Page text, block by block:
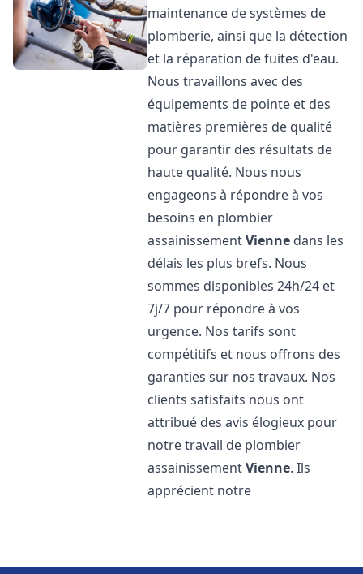
maintenance de systèmes de
plomberie, ainsi que la détection
et la réparation de fuites d'eau.
Nous travaillons avec des
équipements de pointe et des
matières premières de qualité
pour garantir des résultats de
haute qualité. Nous nous
engageons à répondre à vos
besoins en plombier
assainissementVienne dans les
délais les plus brefs. Nous
sommes disponibles 24h/24 et
7j/7 pour répondre à vos
urgence. Nos tarifs sont
compétitifs et nous offrons des
garanties sur nos travaux. Nos
clients satisfaits nous ont
attribué des avis élogieux pour
notre travail de plombier
assainissementVienne. Ils
apprécient notre